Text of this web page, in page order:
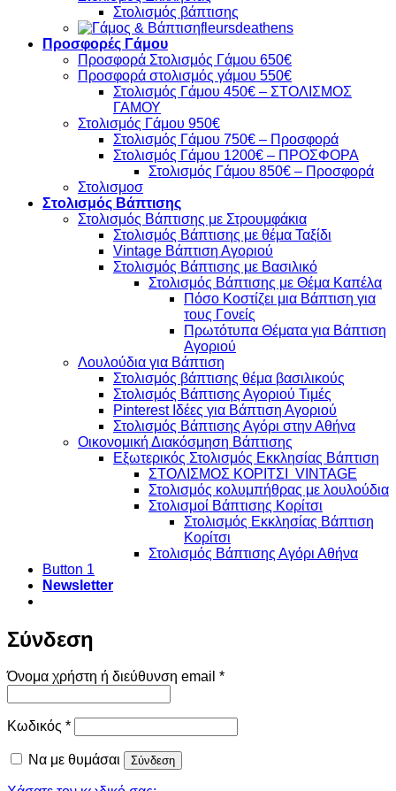
Στολισμός βάπτισης
fleursdeathens
Προσφορές Γάμου
Προσφορά Στολισμός Γάμου 650€
Προσφορά στολισμός γάμου 550€
Στολισμός Γάμου 450€ – ΣΤΟΛΙΣΜΟΣ
ΓΑΜΟΥ
Στολισμός Γάμου 950€
Στολισμός Γάμου 750€ – Προσφορά
Στολισμός Γάμου 1200€ – ΠΡΟΣΦΟΡΑ
Στολισμός Γάμου 850€ – Προσφορά
Στολισμοσ
Στολισμός Βάπτισης
Στολισμός Βάπτισης με Στρουμφάκια
Στολισμός Βάπτισης με θέμα Ταξίδι
Vintage Βάπτιση Αγοριού
Στολισμός Βάπτισης με Βασιλικό
Στολισμός Βάπτισης με Θέμα Καπέλα
Πόσο Κοστίζει μια Βάπτιση για
τους Γονείς
Πρωτότυπα Θέματα για Βάπτιση
Αγοριού
Λουλούδια για Βάπτιση
Στολισμός βάπτισης θέμα βασιλικούς
Στολισμός Βάπτισης Αγοριού Τιμές
Pinterest Ιδέες για Βάπτιση Αγοριού
Στολισμός Βάπτισης Αγόρι στην Αθήνα
Οικονομική Διακόσμηση Βάπτισης
Εξωτερικός Στολισμός Εκκλησίας Βάπτιση
ΣΤΟΛΙΣΜΟΣ ΚΟΡΙΤΣΙ VINTAGE
Στολισμός κολυμπήθρας με λουλούδια
Στολισμοί Βάπτισης Κορίτσι
Στολισμός Εκκλησίας Βάπτιση
Κορίτσι
Στολισμός Βάπτισης Αγόρι Αθήνα
Button 1
Newsletter
Σύνδεση
Όνομα χρήστη ή διεύθυνση email *Απαιτείται
Κωδικός *Απαιτείται
Να με θυμάσαι Σύνδεση